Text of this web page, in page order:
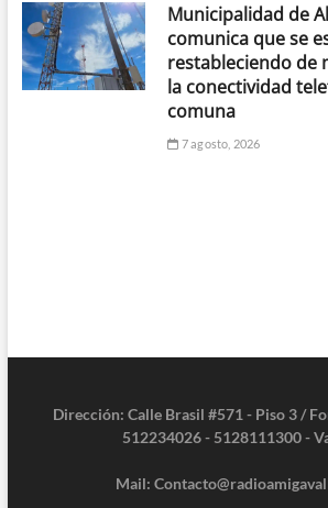
Municipalidad de
comunica que se
restableciendo de
la conectividad
comuna
7 agosto, 2026
Dirección: Calle Brasil #571 - Piso 3 /
512234026 - 5128111300 -
Mail: